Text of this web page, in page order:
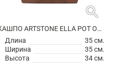
search
КАШПО ARTSTONE ELLA POT OAK
Длина
35 см.
Ширина
35 см.
Высота
34 см.